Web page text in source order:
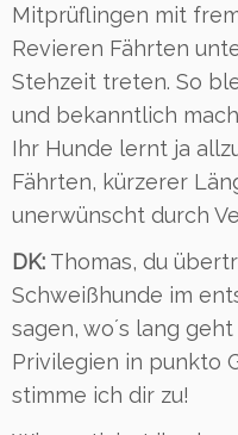
Mitprüflingen mit
Revieren Fährten
Stehzeit treten. So
und bekanntlich
Ihr Hunde lernt ja
Fährten, kürzerer
unerwünscht durch
DK: Thomas, du
Schweißhunde im
sagen, wo´s lang
Privilegien in punkto
stimme ich dir zu!